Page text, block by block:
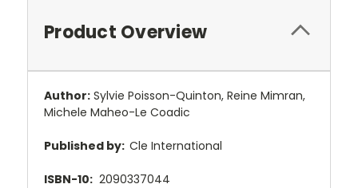
Product Overview
Author: Sylvie Poisson-Quinton, Reine Mimran,
Michele Maheo-Le Coadic
Published by: Cle International
ISBN-10: 2090337044